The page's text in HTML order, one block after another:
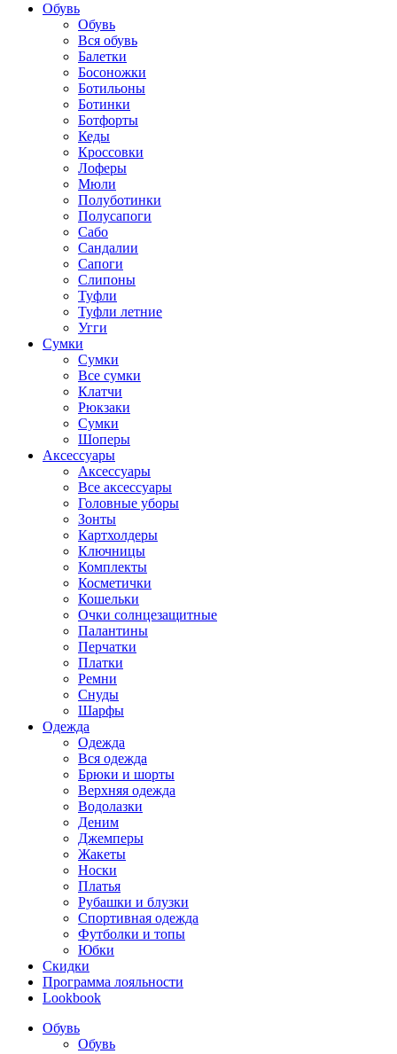
Обувь
Обувь
Вся обувь
Балетки
Босоножки
Ботильоны
Ботинки
Ботфорты
Кеды
Кроссовки
Лоферы
Мюли
Полуботинки
Полусапоги
Сабо
Сандалии
Сапоги
Слипоны
Туфли
Туфли летние
Угги
Сумки
Сумки
Все сумки
Клатчи
Рюкзаки
Сумки
Шоперы
Аксессуары
Аксессуары
Все аксессуары
Головные уборы
Зонты
Картхолдеры
Ключницы
Комплекты
Косметички
Кошельки
Очки солнцезащитные
Палантины
Перчатки
Платки
Ремни
Снуды
Шарфы
Одежда
Одежда
Вся одежда
Брюки и шорты
Верхняя одежда
Водолазки
Деним
Джемперы
Жакеты
Носки
Платья
Рубашки и блузки
Спортивная одежда
Футболки и топы
Юбки
Скидки
Программа лояльности
Lookbook
Обувь
Обувь